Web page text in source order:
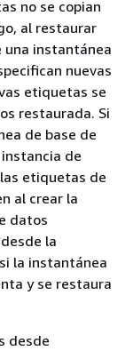
no se copian
al restaurar
una instantánea
nuevas
etiquetas se
restaurada. Si
de base de
de
etiquetas de
al crear la
datos
la
la instantánea
y se restaura
desde